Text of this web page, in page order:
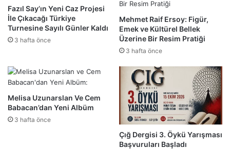
Fazıl Say’ın Yeni Caz Projesi
İle Çıkacağı Türkiye
Turnesine Sayılı Günler Kaldı
3 hafta önce
Mehmet Raif Ersoy: Figür,
Emek ve Kültürel Bellek
Üzerine Bir Resim Pratiği
3 hafta önce
Melisa Uzunarslan Ve Cem
Babacan’dan Yeni Albüm
3 hafta önce
Çığ Dergisi 3. Öykü Yarışması
Başvuruları Başladı